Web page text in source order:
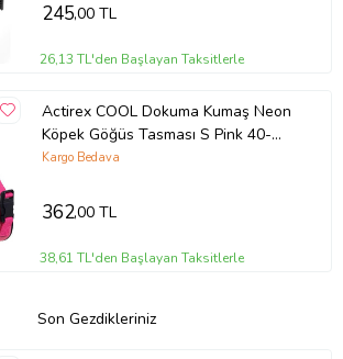
245,00 TL
26,13 TL'den Başlayan Taksitlerle
Actirex COOL Dokuma Kumaş Neon
Köpek Göğüs Tasması S Pink 40-
45cm 5-8 Kg KÖPEKLERE
Kargo Bedava
362,00 TL
38,61 TL'den Başlayan Taksitlerle
Son Gezdikleriniz